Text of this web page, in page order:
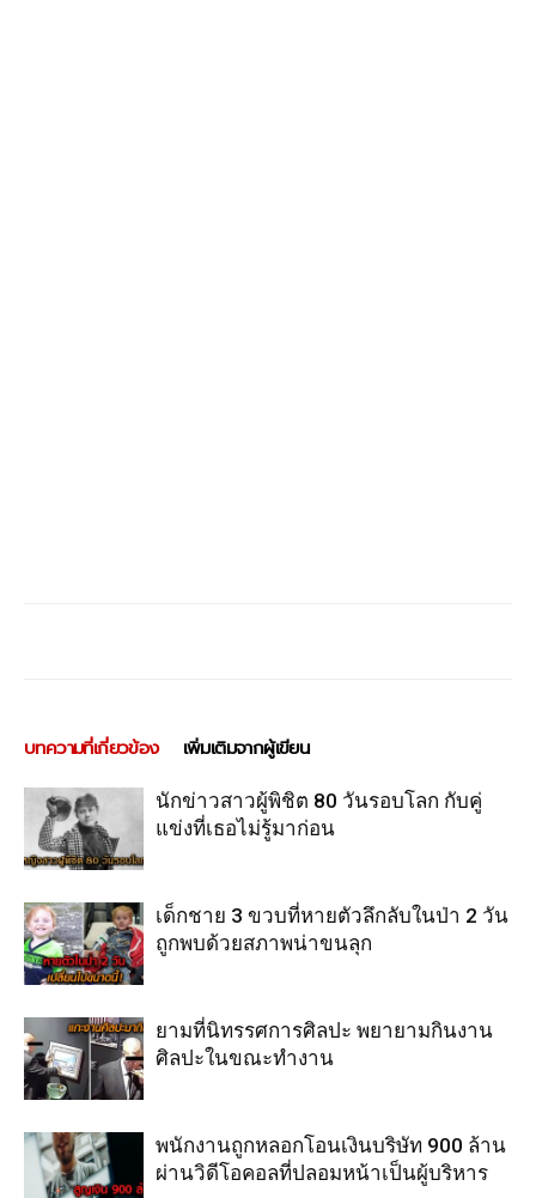
บทความที่เกี่ยวข้อง เพิ่มเติมจากผู้เขียน
นักข่าวสาวผู้พิชิต 80 วันรอบโลก กับคู่
แข่งที่เธอไม่รู้มาก่อน
เด็กชาย 3 ขวบที่หายตัวลึกลับในป่า 2 วัน
ถูกพบด้วยสภาพน่าขนลุก
ยามที่นิทรรศการศิลปะ พยายามกินงาน
ศิลปะในขณะทำงาน
พนักงานถูกหลอกโอนเงินบริษัท 900 ล้าน
ผ่านวิดีโอคอลที่ปลอมหน้าเป็นผู้บริหาร